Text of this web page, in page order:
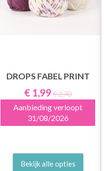
DROPS FABEL PRINT
€ 1,99 € 2,70
Aanbieding verloopt
31/08/2026
Bekijk alle opties